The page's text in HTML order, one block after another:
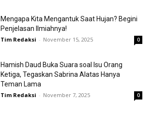
Mengapa Kita Mengantuk Saat Hujan? Begini
Penjelasan Ilmiahnya!
Tim Redaksi - November 15, 2025 0
Hamish Daud Buka Suara soal Isu Orang
Ketiga, Tegaskan Sabrina Alatas Hanya
Teman Lama
Tim Redaksi - November 7, 2025 0